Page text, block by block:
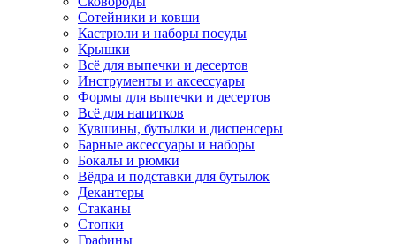
Сотейники и ковши
Кастрюли и наборы посуды
Крышки
Всё для выпечки и десертов
Инструменты и аксессуары
Формы для выпечки и десертов
Всё для напитков
Кувшины, бутылки и диспенсеры
Барные аксессуары и наборы
Бокалы и рюмки
Вёдра и подставки для бутылок
Декантеры
Стаканы
Стопки
Графины